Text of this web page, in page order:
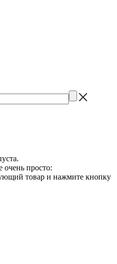
очень просто:
товар и нажмите кнопку